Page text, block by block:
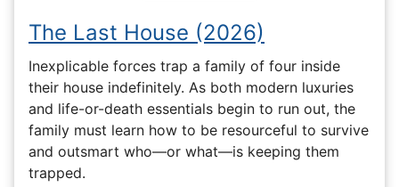
The Last House (2026)
Inexplicable forces trap a family of four inside
their house indefinitely. As both modern luxuries
and life-or-death essentials begin to run out, the
family must learn how to be resourceful to survive
and outsmart who—or what—is keeping them
trapped.